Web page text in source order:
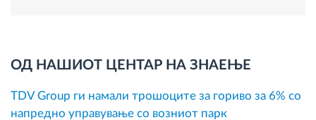
ОД НАШИОТ ЦЕНТАР НА ЗНАЕЊЕ
TDV Group ги намали трошоците за гориво за 6% со
напредно управување со возниот парк